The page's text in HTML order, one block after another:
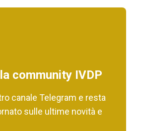
community IVDP
canale Telegram e resta
sulle ultime novità e